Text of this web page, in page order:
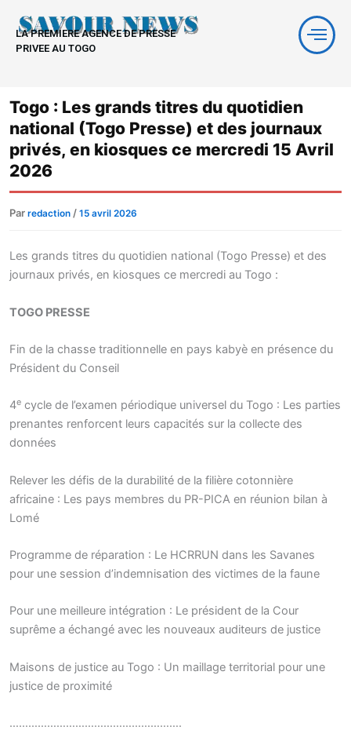
contenu
LA PREMIERE AGENCE DE PRESSE
PRIVEE AU TOGO
Togo : Les grands titres du quotidien
national (Togo Presse) et des journaux
privés, en kiosques ce mercredi 15 Avril
2026
Par redaction / 15 avril 2026
Les grands titres du quotidien national (Togo Presse) et des
journaux privés, en kiosques ce mercredi au Togo :
TOGO PRESSE
Fin de la chasse traditionnelle en pays kabyè en présence du
Président du Conseil
4e cycle de l’examen périodique universel du Togo : Les parties
prenantes renforcent leurs capacités sur la collecte des
données
Relever les défis de la durabilité de la filière cotonnière
africaine : Les pays membres du PR-PICA en réunion bilan à
Lomé
Programme de réparation : Le HCRRUN dans les Savanes
pour une session d’indemnisation des victimes de la faune
Pour une meilleure intégration : Le président de la Cour
suprême a échangé avec les nouveaux auditeurs de justice
Maisons de justice au Togo : Un maillage territorial pour une
justice de proximité
……………………………………………….